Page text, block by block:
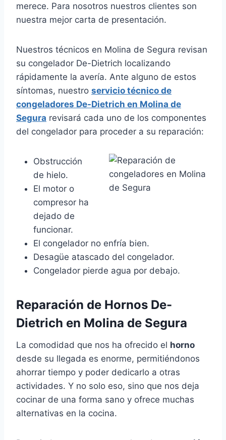
merece. Para nosotros nuestros clientes son
nuestra mejor carta de presentación.
Nuestros técnicos en Molina de Segura revisan
su congelador De-Dietrich localizando
rápidamente la avería. Ante alguno de estos
síntomas, nuestro servicio técnico de
congeladores De-Dietrich en Molina de
Segura revisará cada uno de los componentes
del congelador para proceder a su reparación:
Obstrucción
de hielo.
El motor o
compresor ha
dejado de
funcionar.
El congelador no enfría bien.
Desagüe atascado del congelador.
Congelador pierde agua por debajo.
Reparación de Hornos De-
Dietrich en Molina de Segura
La comodidad que nos ha ofrecido el horno
desde su llegada es enorme, permitiéndonos
ahorrar tiempo y poder dedicarlo a otras
actividades. Y no solo eso, sino que nos deja
cocinar de una forma sano y ofrece muchas
alternativas en la cocina.